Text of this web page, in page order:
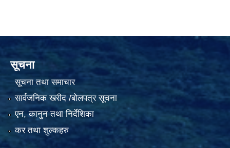
सूचना
सूचना तथा समाचार
सार्वजनिक खरीद /बोलपत्र सूचना
एन, कानुन तथा निर्देशिका
कर तथा शुल्कहरु